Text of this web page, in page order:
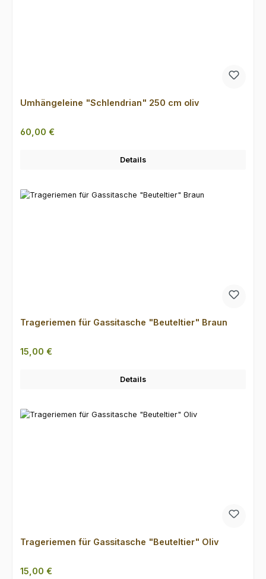
Umhängeleine "Schlendrian" 250 cm oliv
Regulärer Preis:
60,00 €
Details
Trageriemen für Gassitasche "Beuteltier" Braun
Regulärer Preis:
15,00 €
Details
Trageriemen für Gassitasche "Beuteltier" Oliv
Regulärer Preis:
15,00 €